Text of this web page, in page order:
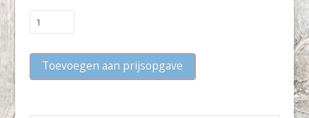
Halfronde
paal
gefreesd
2
gekroond,
Toevoegen aan prijsopgave